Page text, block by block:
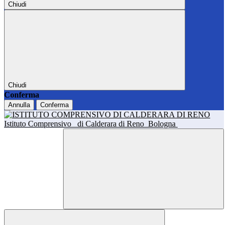
Chiudi
Chiudi
Conferma
Annulla Conferma
Istituto Comprensivo di Calderara di Reno Bologna